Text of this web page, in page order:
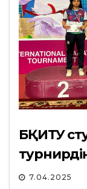
БҚИТУ
7.04.2025